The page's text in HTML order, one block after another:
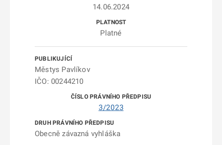
14.06.2024
Platné
Městys Pavlíkov
IČO: 00244210
3/2023
Obecně závazná vyhláška